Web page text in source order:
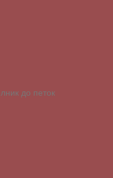
до петок